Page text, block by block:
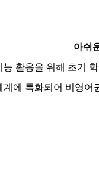
아쉬
능 활용을 위해 초기
계에 특화되어 비영